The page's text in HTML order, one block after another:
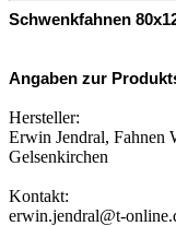
Schwenkfahnen
Angaben zur
Hersteller:
Erwin Jendral, Fahnen
Gelsenkirchen
Kontakt:
erwin.jendral@t-